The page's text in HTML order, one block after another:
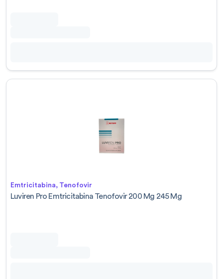
Emtricitabina, Tenofovir
Luviren Pro Emtricitabina Tenofovir 200 Mg 245 Mg